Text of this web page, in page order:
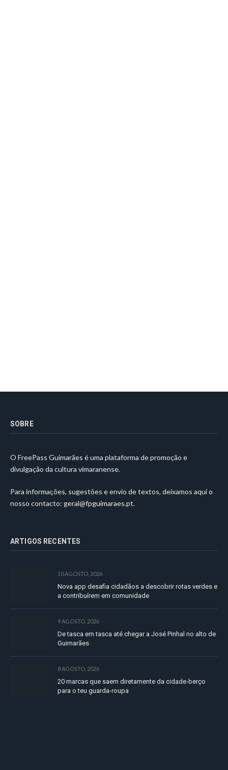
SOBRE
O FreePass Guimarães é uma plataforma de promoção e
divulgação da cultura vimaranense.
Para informações, sugestões e envio de textos, deixamos aqui o
nosso contacto: geral@fpguimaraes.pt.
ARTIGOS RECENTES
10 AGOSTO, 2026
Nova app desafia cidadãos a descobrir rotas verdes e
a contribuírem em comunidade
9 AGOSTO, 2026
De tasca em tasca até chegar a José Pinhal no alto de
Guimarães
8 AGOSTO, 2026
20 marcas que saem diretamente da cidade-berço
para o teu guarda-roupa